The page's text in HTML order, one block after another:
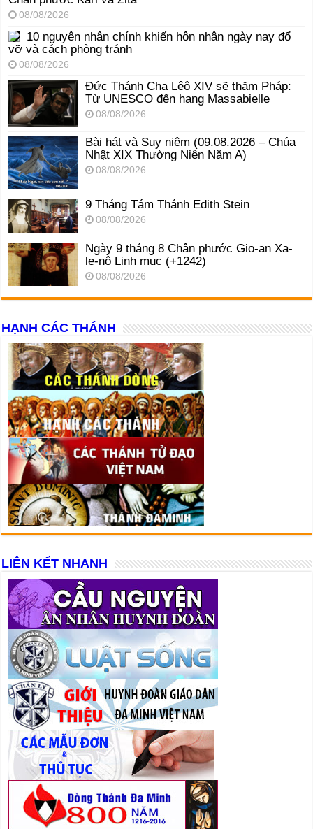
08/08/2026
10 nguyên nhân chính khiến hôn nhân ngày nay đổ
vỡ và cách phòng tránh
08/08/2026
Đức Thánh Cha Lêô XIV sẽ thăm Pháp:
Từ UNESCO đến hang Massabielle
08/08/2026
Bài hát và Suy niệm (09.08.2026 – Chúa
Nhật XIX Thường Niên Năm A)
08/08/2026
9 Tháng Tám Thánh Edith Stein
08/08/2026
Ngày 9 tháng 8 Chân phước Gio-an Xa-
le-nô Linh mục (+1242)
08/08/2026
HẠNH CÁC THÁNH
LIÊN KẾT NHANH